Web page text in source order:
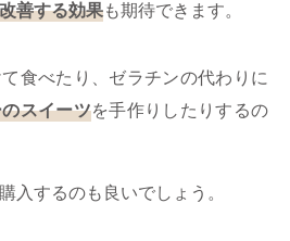
善する効果も期待できます。
食べたり、ゼラチンの代わりに
スイーツを手作りしたりするの
入するのも良いでしょう。